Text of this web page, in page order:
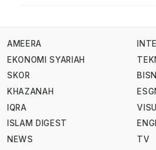
AMEERA
EKONOMI SYARIAH
SKOR
KHAZANAH
IQRA
ISLAM DIGEST
NEWS
TV